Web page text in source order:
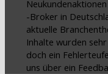
-Broker in
aktuelle
Inhalte wurden
doch ein
uns über ein